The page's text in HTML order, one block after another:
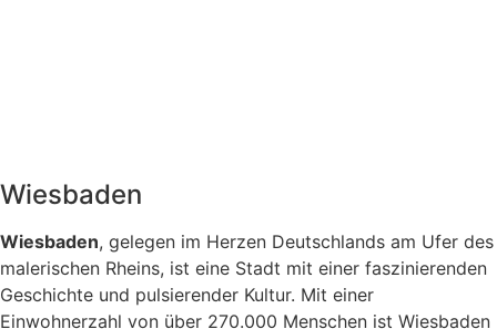
Wiesbaden
Wiesbaden, gelegen im Herzen Deutschlands am Ufer des
malerischen Rheins, ist eine Stadt mit einer faszinierenden
Geschichte und pulsierender Kultur. Mit einer
Einwohnerzahl von über 270.000 Menschen ist Wiesbaden